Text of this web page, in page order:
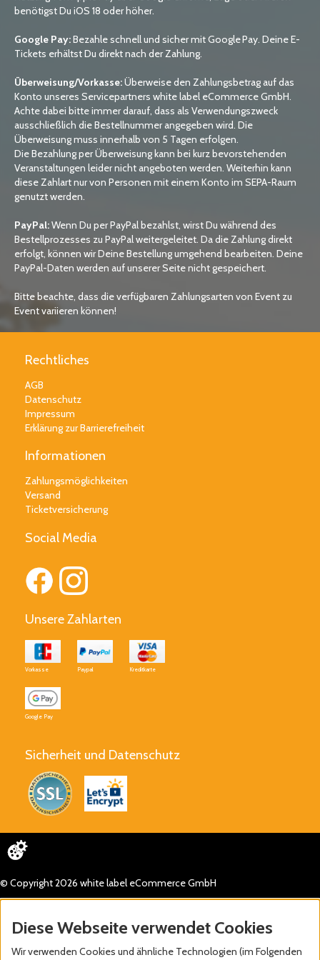
benötigst Du iOS 18 oder höher.
Google Pay:Bezahle schnell und sicher mit Google Pay. Deine E-
Tickets erhältst Du direkt nach der Zahlung.
Überweisung/Vorkasse:Überweise den Zahlungsbetrag auf das
Konto unseres Servicepartners white label eCommerce GmbH.
Achte dabei bitte immer darauf, dass als Verwendungszweck
ausschließlich die Bestellnummer angegeben wird. Die
Überweisung muss innerhalb von 5 Tagen erfolgen.
Die Bezahlung per Überweisung kann bei kurz bevorstehenden
Veranstaltungen leider nicht angeboten werden. Weiterhin kann
diese Zahlart nur von Personen mit einem Konto im SEPA-Raum
genutzt werden.
PayPal:Wenn Du per PayPal bezahlst, wirst Du während des
Bestellprozesses zu PayPal weitergeleitet. Da die Zahlung direkt
erfolgt, können wir Deine Bestellung umgehend bearbeiten. Deine
PayPal-Daten werden auf unserer Seite nicht gespeichert.
Bitte beachte, dass die verfügbaren Zahlungsarten von Event zu
Event variieren können!
Rechtliches
AGB
Datenschutz
Impressum
Erklärung zur Barrierefreiheit
Informationen
Zahlungsmöglichkeiten
Versand
Ticketversicherung
Social Media
Unsere Zahlarten
Vorkasse Paypal Kreditkarte
Google Pay
Sicherheit und Datenschutz
© Copyright 2026 white label eCommerce GmbH
Diese Webseite verwendet Cookies
Wir verwenden Cookies und ähnliche Technologien (im Folgenden